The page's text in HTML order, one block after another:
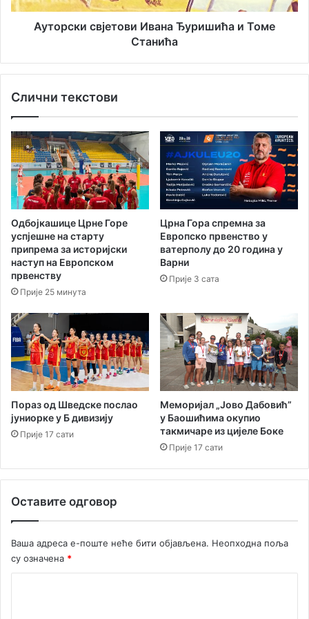
е
м
и
ј
е
с
в
в
а
н
а
Ђ
р
и
ш
и
ћ
и
Т
о
м
е
С
т
а
н
Ауторски свјетови Ивана Ђуришића и Томе
Станића
Слични текстови
Одбојкашице Црне Горе
успјешне на старту
припрема за историјски
наступ на Европском
првенству
Прије 25 минута
Црна Гора спремна за
Европско првенство у
ватерполу до 20 година у
Варни
Прије 3 сата
Пораз од Шведске послао
јуниорке у Б дивизију
Прије 17 сати
Меморијал „Јово Дабовић”
у Баошићима окупио
такмичаре из цијеле Боке
Прије 17 сати
Оставите одговор
Ваша адреса е-поште неће бити објављена. Неопходна поља
су означена *